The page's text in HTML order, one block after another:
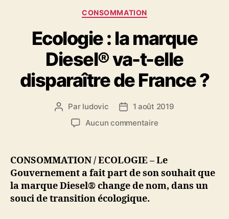
Catégories
CONSOMMATION
Ecologie : la marque
Diesel® va-t-elle
disparaître de France ?
Auteur
l’article
Par ludovic
Date1 août 2019
Aucun commentairesur
la
marque
Diesel®
va-
CONSOMMATION / ECOLOGIE – Le
Gouvernement a fait part de son souhait que
la marque Diesel® change de nom, dans un
souci de transition écologique.